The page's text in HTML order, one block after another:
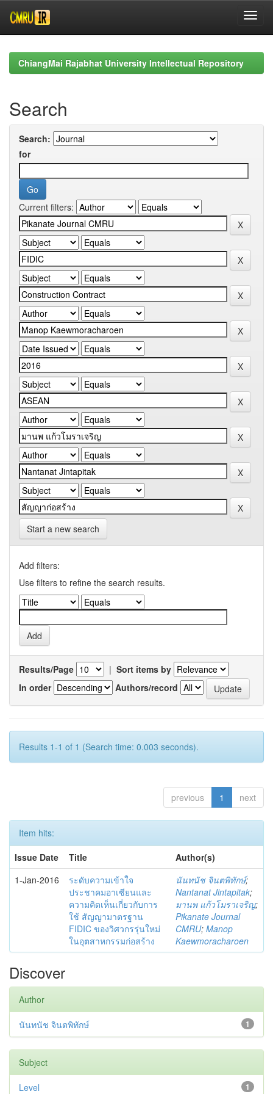
navigationChiangMai Rajabhat University Intellectual Repository
Search
Search:
for
Current filters:
Start a new search
Add filters:
Use filters to refine the search results.
Results/Page | Sort items by
In order
Authors/record
Results 1-1 of 1 (Search time: 0.003 seconds).
previous 1 next
Item hits:
Issue Date
Title
Author(s)
1-Jan-2016
ระดับความเข้าใจ
ประชาคมอาเซียนและ
ความคิดเห็นเกี่ยวกับการ
ใช้ สัญญามาตรฐาน
FIDIC ของวิศวกรรุ่นใหม่
ในอุตสาหกรรมก่อสร้าง
นันทนัช จินตพิทักษ์;
Nantanat Jintapitak;
มานพ แก้วโมราเจริญ;
Pikanate Journal
CMRU; Manop
Kaewmoracharoen
Discover
Author
1
นันทนัช จินตพิทักษ์
Subject
1
Level